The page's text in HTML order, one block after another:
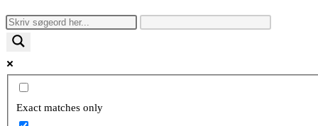
Exact matches only